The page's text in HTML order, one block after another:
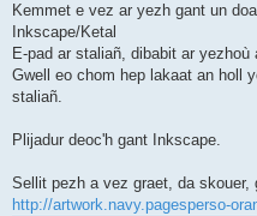
Kemmet e vez ar yezh gant un
Inkscape/Ketal
E-pad ar staliañ, dibabit ar yezhoù
Gwell eo chom hep lakaat an holl
staliañ.
Plijadur deoc'h gant Inkscape.
Sellit pezh a vez graet, da skouer,
http://artwork.navy.pagesperso-